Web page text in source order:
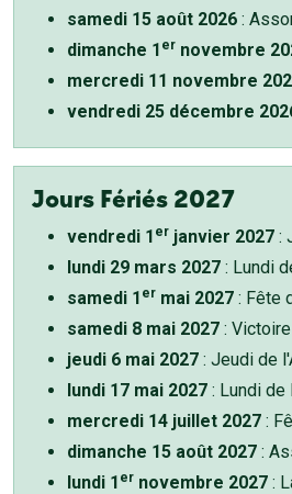
samedi 15 août 2026 :
dimanche 1 er novembre
mercredi 11 novembre
vendredi 25 décembre
Jours Fériés 2027
vendredi 1 er janvier 2027 :
lundi 29 mars 2027 : Lundi
samedi 1 er mai 2027 : Fête
samedi 8 mai 2027 :
jeudi 6 mai 2027 : Jeudi de
lundi 17 mai 2027 : Lundi de
mercredi 14 juillet 2027 :
dimanche 15 août 2027 :
lundi 1 er novembre 2027 :